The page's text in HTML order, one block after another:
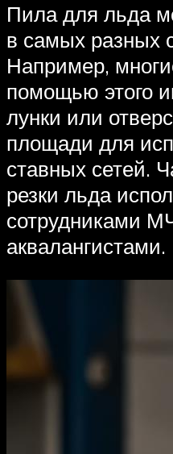
Пила для льда
в самых разных
Например,
помощью этого
лунки или
площади для
ставных сетей.
резки льда
сотрудниками
аквалангистами.